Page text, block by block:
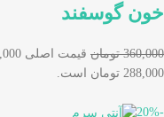
خون گوسفند
360,000 تومان قیمت اصلی 360,000 تومان بود.
288,000 تومان است.
-20%